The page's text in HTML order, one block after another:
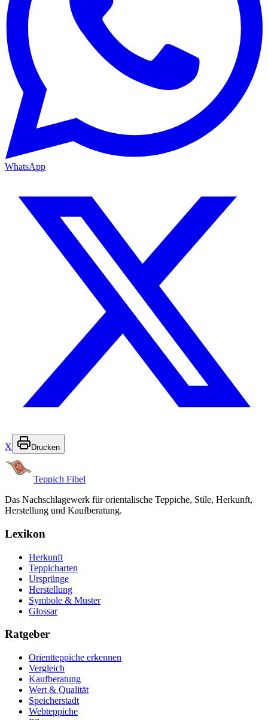
WhatsApp
X Drucken
Teppich Fibel
Das Nachschlagewerk für orientalische Teppiche, Stile, Herkunft,
Herstellung und Kaufberatung.
Lexikon
Herkunft
Teppicharten
Ursprünge
Herstellung
Symbole & Muster
Glossar
Ratgeber
Orientteppiche erkennen
Vergleich
Kaufberatung
Wert & Qualität
Speicherstadt
Webteppiche